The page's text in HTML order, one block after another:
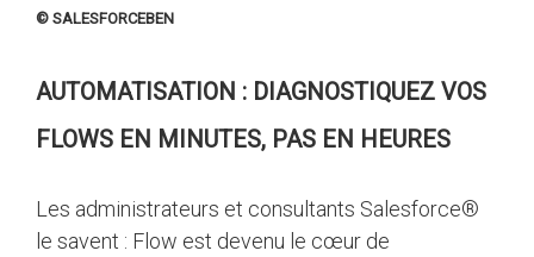
© SALESFORCEBEN
AUTOMATISATION : DIAGNOSTIQUEZ VOS
FLOWS EN MINUTES, PAS EN HEURES
Les administrateurs et consultants Salesforce®
le savent : Flow est devenu le cœur de